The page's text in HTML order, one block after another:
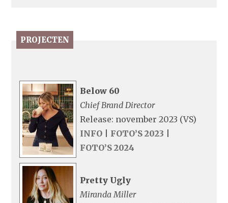
PROJECTEN
Below 60
Chief Brand Director
Release: november 2023 (VS)
INFO
FOTO’S 2023
FOTO’S 2024
Pretty Ugly
Miranda Miller